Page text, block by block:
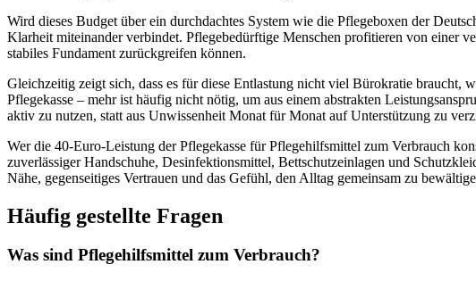
Wird dieses Budget über ein durchdachtes System wie die Pflegeboxen der
Klarheit miteinander verbindet. Pflegebedürftige Menschen profitieren von einer
stabiles Fundament zurückgreifen können.
Gleichzeitig zeigt sich, dass es für diese Entlastung nicht viel Bürokratie
Pflegekasse – mehr ist häufig nicht nötig, um aus einem abstrakten
aktiv zu nutzen, statt aus Unwissenheit Monat für Monat auf Unterstützung zu
Wer die 40-Euro-Leistung der Pflegekasse für Pflegehilfsmittel zum Verbrauch
zuverlässiger Handschuhe, Desinfektionsmittel, Bettschutzeinlagen und
Nähe, gegenseitiges Vertrauen und das Gefühl, den Alltag gemeinsam zu
Häufig gestellte Fragen
Was sind Pflegehilfsmittel zum Verbrauch?